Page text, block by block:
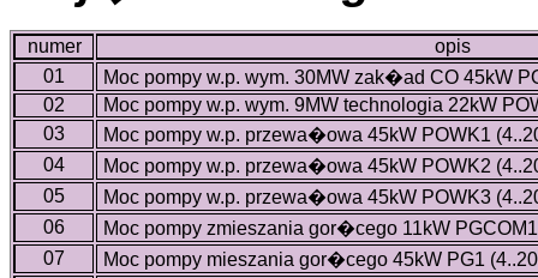
numer
opis
01
Moc pompy w.p. wym. 30MW zak�ad CO 45kW
02
Moc pompy w.p. wym. 9MW technologia 22kW
03
Moc pompy w.p. przewa�owa 45kW POWK1
04
Moc pompy w.p. przewa�owa 45kW POWK2
05
Moc pompy w.p. przewa�owa 45kW POWK3
06
Moc pompy zmieszania gor�cego 11kW
07
Moc pompy mieszania gor�cego 45kW PG1